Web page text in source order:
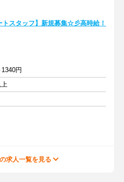
トスタッフ】新規募集☆彡高時給！
円
求人一覧を見る